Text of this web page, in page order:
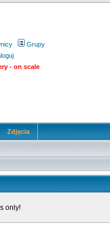
Grupy
- on scale
Zdjęcia
only!